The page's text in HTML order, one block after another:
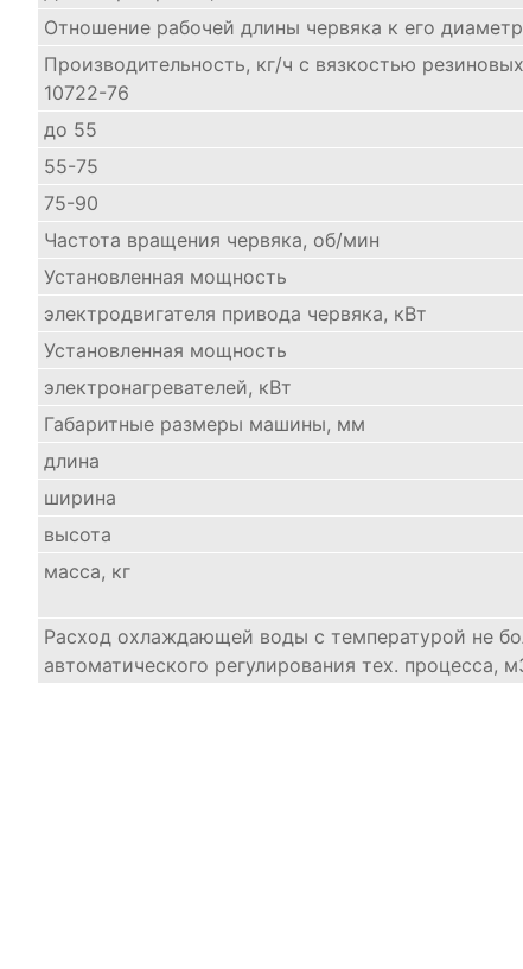
Отношение рабочей длины червяка к его
Производительность, кг/ч с вязкостью
10722-76
до 55
55-75
75-90
Частота вращения червяка, об/мин
Установленная мощность
электродвигателя привода червяка, кВт
Установленная мощность
электронагревателей, кВт
Габаритные размеры машины, мм
длина
ширина
высота
масса, кг
Расход охлаждающей воды с температурой не
автоматического регулирования тех. процесса,